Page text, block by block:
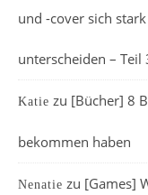
und -cover sich
unterscheiden – Teil
Katie zu [Bücher] 8
bekommen haben
Nenatie zu [Games]